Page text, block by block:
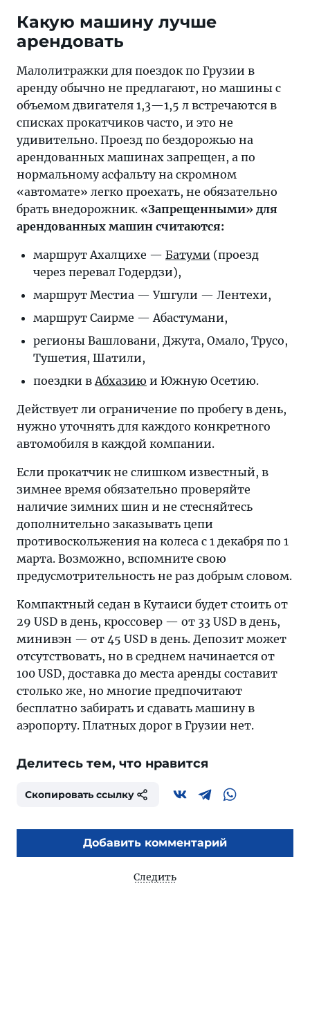
Какую машину лучше
арендовать
Малолитражки для поездок по Грузии в
аренду обычно не предлагают, но машины с
объемом двигателя 1,3—1,5 л встречаются в
списках прокатчиков часто, и это не
удивительно. Проезд по бездорожью на
арендованных машинах запрещен, а по
нормальному асфальту на скромном
«автомате» легко проехать, не обязательно
брать внедорожник. «Запрещенными» для
арендованных машин считаются:
маршрут Ахалцихе — Батуми (проезд
через перевал Годердзи),
маршрут Местиа — Ушгули — Лентехи,
маршрут Саирме — Абастумани,
регионы Вашловани, Джута, Омало, Трусо,
Тушетия, Шатили,
поездки в Абхазию и Южную Осетию.
Действует ли ограничение по пробегу в день,
нужно уточнять для каждого конкретного
автомобиля в каждой компании.
Если прокатчик не слишком известный, в
зимнее время обязательно проверяйте
наличие зимних шин и не стесняйтесь
дополнительно заказывать цепи
противоскольжения на колеса с 1 декабря по 1
марта. Возможно, вспомните свою
предусмотрительность не раз добрым словом.
Компактный седан в Кутаиси будет стоить от
29 USD в день, кроссовер — от 33 USD в день,
минивэн — от 45 USD в день. Депозит может
отсутствовать, но в среднем начинается от
100 USD, доставка до места аренды составит
столько же, но многие предпочитают
бесплатно забирать и сдавать машину в
аэропорту. Платных дорог в Грузии нет.
Делитесь тем, что нравится
Скопировать ссылку
Добавить комментарий
Следить